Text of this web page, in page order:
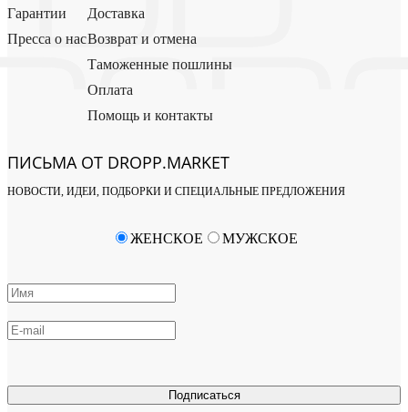
Гарантии
Пресса о нас
Доставка
Возврат и отмена
Таможенные пошлины
Оплата
Помощь и контакты
ПИСЬМА ОТ DROPP.MARKET
НОВОСТИ, ИДЕИ, ПОДБОРКИ И СПЕЦИАЛЬНЫЕ ПРЕДЛОЖЕНИЯ
Подписаться
ЖЕНСКОЕ МУЖСКОЕ